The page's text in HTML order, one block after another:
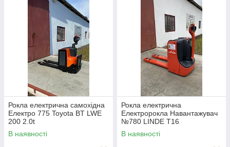
Рокла електрична самохідна
Електро 775 Toyota BT LWE
200 2.0t
В наявності
Рокла електрична
Електророкла Навантажувач
№780 LINDE T16
В наявності